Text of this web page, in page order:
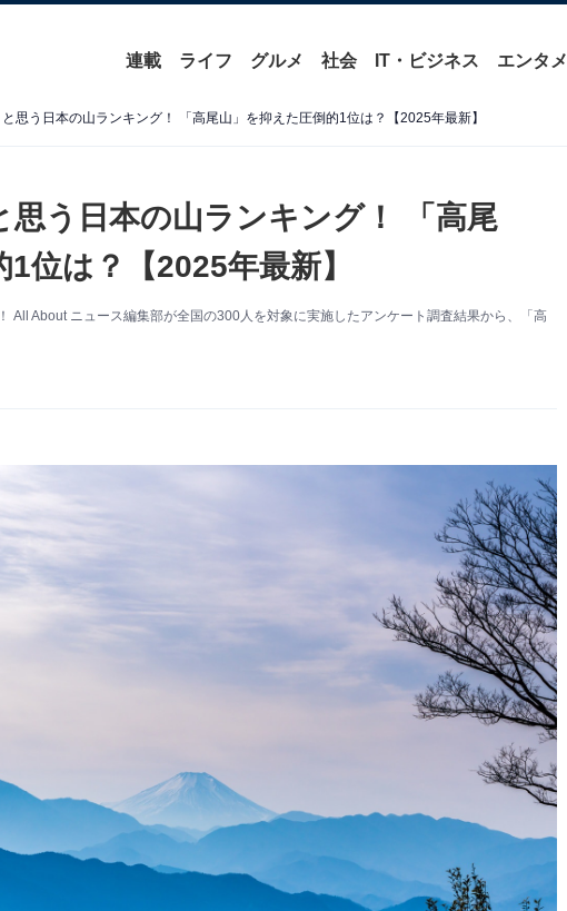
連載 ライフ グルメ 社会 IT・ビジネス エンタメ
と思う日本の山ランキング！ 「高尾山」を抑えた圧倒的1位は？【2025年最新】
思う日本の山ランキング！ 「高尾
位は？【2025年最新】
All About ニュース編集部が全国の300人を対象に実施したアンケート調査結果から、「高